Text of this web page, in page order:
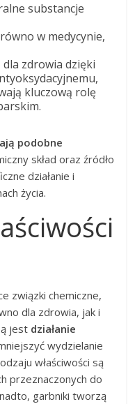
substancje
w medycynie,
zdrowia dzięki
kluczową rolę
podobne
skład oraz źródło
działanie i
życia.
związki chemiczne,
dla zdrowia, jak i
jest działanie
wydzielanie
właściwości są
przeznaczonych do
garbniki tworzą